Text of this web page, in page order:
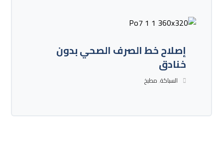
إصلاح خط الصرف الصحي بدون
خنادق
السباكة,مطبخ